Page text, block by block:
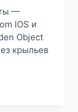
—
IOS и
Object
крыльев